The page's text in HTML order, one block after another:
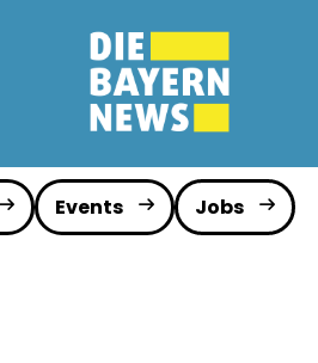
Events Jobs